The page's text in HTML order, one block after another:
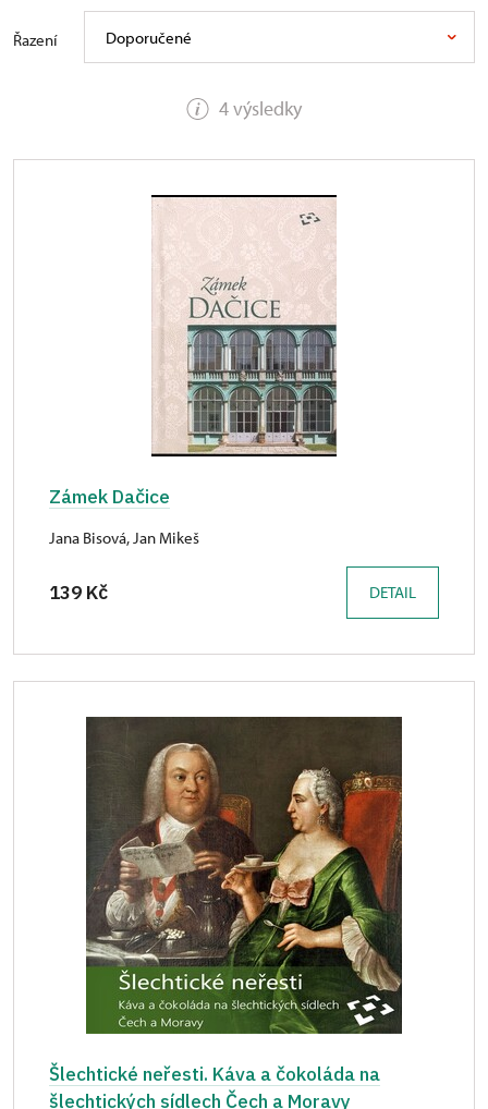
4 výsledky
Řazení Doporučené
Zámek Dačice
Jana Bisová, Jan Mikeš
139 Kč DETAIL
Šlechtické neřesti. Káva a čokoláda na
šlechtických sídlech Čech a Moravy